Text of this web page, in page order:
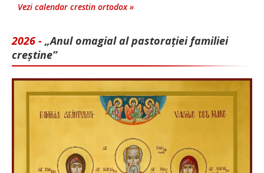
Vezi calendar crestin ortodox »
2026 - „Anul omagial al pastorației familiei
creștine”